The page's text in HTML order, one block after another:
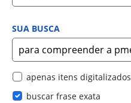
SUA BUSCA
apenas itens digitalizados
buscar frase exata